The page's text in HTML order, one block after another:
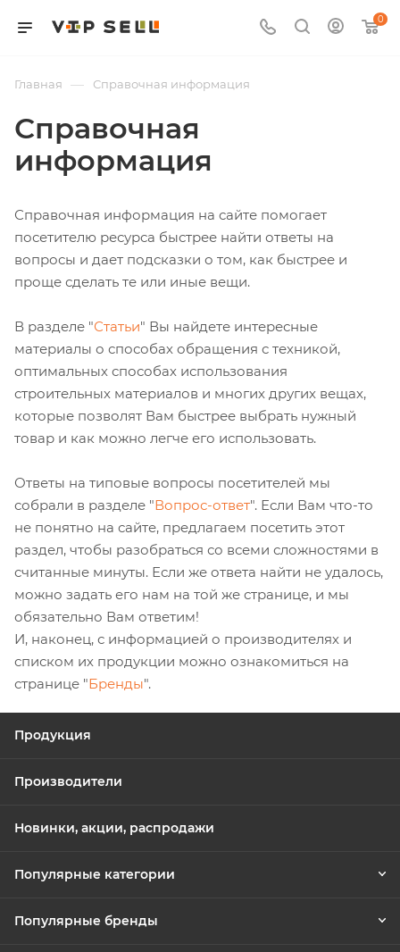
0
Главная — Справочная информация
Справочная
информация
Справочная информация на сайте помогает
посетителю ресурса быстрее найти ответы на
вопросы и дает подсказки о том, как быстрее и
проще сделать те или иные вещи.
В разделе "Статьи" Вы найдете интересные
материалы о способах обращения с техникой,
оптимальных способах использования
строительных материалов и многих других вещах,
которые позволят Вам быстрее выбрать нужный
товар и как можно легче его использовать.
Ответы на типовые вопросы посетителей мы
собрали в разделе "Вопрос-ответ". Если Вам что-то
не понятно на сайте, предлагаем посетить этот
раздел, чтобы разобраться со всеми сложностями в
считанные минуты. Если же ответа найти не удалось,
можно задать его нам на той же странице, и мы
обязательно Вам ответим!
И, наконец, с информацией о производителях и
списком их продукции можно ознакомиться на
странице "Бренды".
Продукция
Производители
Новинки, акции, распродажи
Популярные категории
Популярные бренды